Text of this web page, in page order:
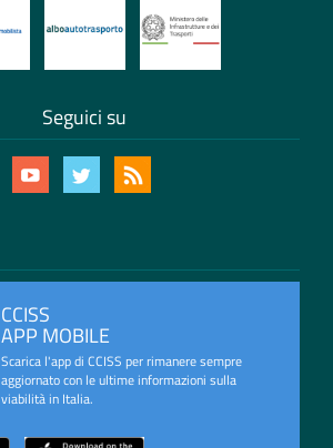
Seguici su
CCISS
APP MOBILE
Scarica l'app di CCISS per rimanere sempre
aggiornato con le ultime informazioni sulla
viabilità in Italia.